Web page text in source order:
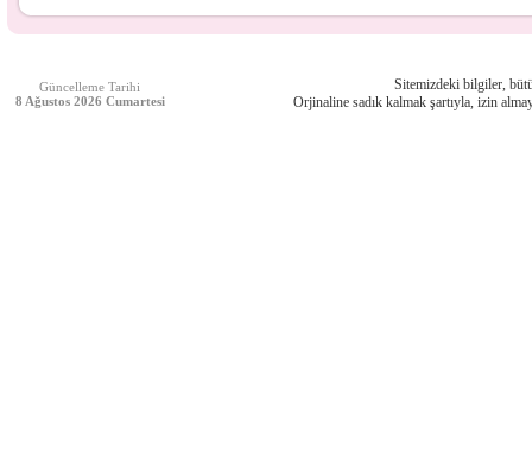
Güncelleme Tarihi
8 Ağustos 2026 Cumartesi
Sitemizdeki bilgiler,
Orjinaline sadık kalmak şartıyla, izin